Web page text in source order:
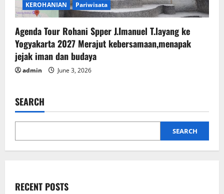
KEROHANIAN Pariwisata
Agenda Tour Rohani Spper J.Imanuel T.layang ke
Yogyakarta 2027 Merajut kebersamaan,menapak
jejak iman dan budaya
admin June 3, 2026
SEARCH
SEARCH
RECENT POSTS